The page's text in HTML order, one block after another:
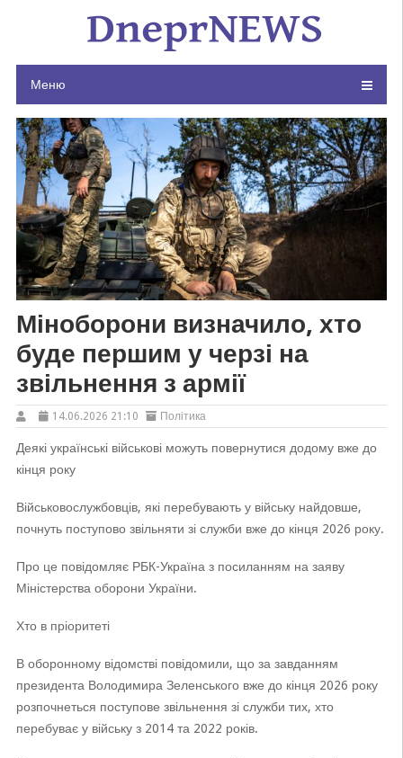
Меню
Міноборони визначило, хто
буде першим у черзі на
звільнення з армії
14.06.2026 21:10 Політика
Деякі українські військові можуть повернутися додому вже до
кінця року
Військовослужбовців, які перебувають у війську найдовше,
почнуть поступово звільняти зі служби вже до кінця 2026 року.
Про це повідомляє РБК-Україна з посиланням на заяву
Міністерства оборони України.
Хто в пріоритеті
В оборонному відомстві повідомили, що за завданням
президента Володимира Зеленського вже до кінця 2026 року
розпочнеться поступове звільнення зі служби тих, хто
перебуває у війську з 2014 та 2022 років.